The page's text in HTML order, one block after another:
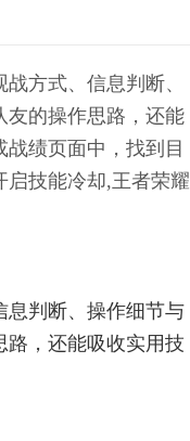
方式、信息判断、
友的操作思路，还能
绩页面中，找到目
启技能冷却,王者荣耀
息判断、操作细节与
路，还能吸收实用技